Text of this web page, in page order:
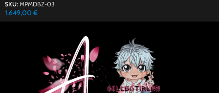
SKU: MPMDBZ-03
1.649,00 €